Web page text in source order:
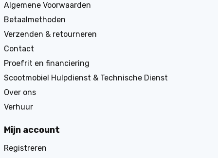
Algemene Voorwaarden
Betaalmethoden
Verzenden & retourneren
Contact
Proefrit en financiering
Scootmobiel Hulpdienst & Technische Dienst
Over ons
Verhuur
Mijn account
Registreren